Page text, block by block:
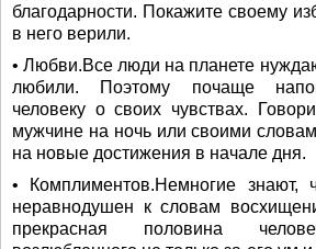
благодарности. Покажите своему
в него верили.
• Любви.Все люди на планете
любили. Поэтому почаще
человеку о своих чувствах.
мужчине на ночь или своими
на новые достижения в начале дня.
• Комплиментов.Немногие
неравнодушен к словам
прекрасная половина